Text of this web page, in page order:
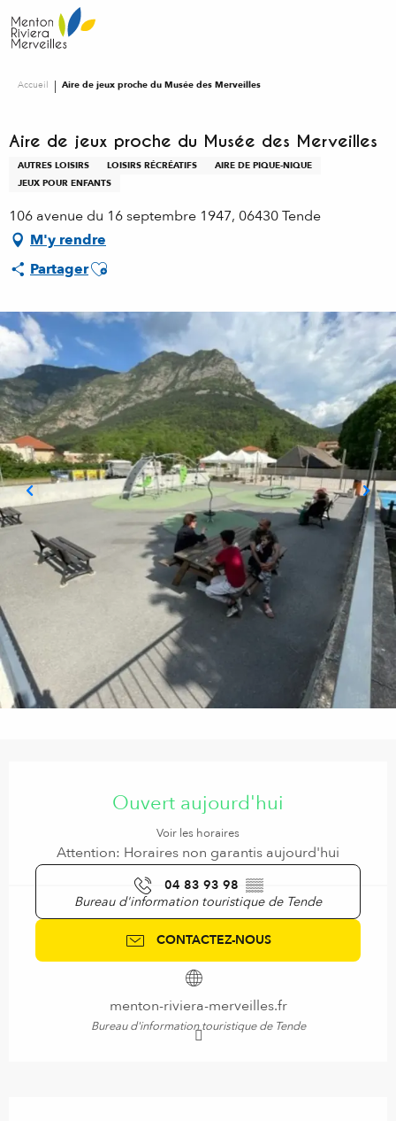
au
contenu
Accueil Aire de jeux proche du Musée des Merveilles
Aire de jeux proche du Musée des Merveilles
AUTRES LOISIRS LOISIRS RÉCRÉATIFS
AIRE DE PIQUE-NIQUE
JEUX POUR ENFANTS
106 avenue du 16 septembre 1947, 06430 Tende
M'y rendre
PartagerAjouter aux favoris
Ouvert aujourd'hui
Voir les horaires
Attention: Horaires non garantis aujourd'hui
04 83 93 98 ▒▒
Bureau d'information touristique de Tende
CONTACTEZ-NOUS
menton-riviera-merveilles.fr
Bureau d'information touristique de Tende